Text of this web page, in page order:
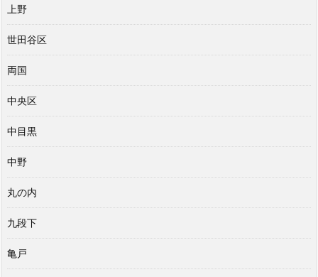
上野
世田谷区
両国
中央区
中目黒
中野
丸の内
九段下
亀戸